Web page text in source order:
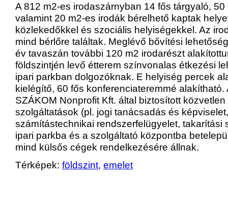
A 812 m2-es irodaszárnyban 14 fős tárgyaló,
valamint 20 m2-es irodák bérelhető kaptak
közlekedőkkel és szociális helyiségekkel. Az
mind bérlőre találtak. Meglévő bővítési
év tavaszán további 120 m2 irodarészt
földszintjén levő étterem színvonalas étkezési
ipari parkban dolgozóknak. E helyiség percek
kielégítő, 60 fős konferenciateremmé alakítható.
SZÁKOM Nonprofit Kft. által biztosított
szolgáltatások (pl. jogi tanácsadás és
számítástechnikai rendszerfelügyelet, takarítási
ipari parkba és a szolgáltató központba
mind külsős cégek rendelkezésére állnak.
Térképek: földszint, emelet